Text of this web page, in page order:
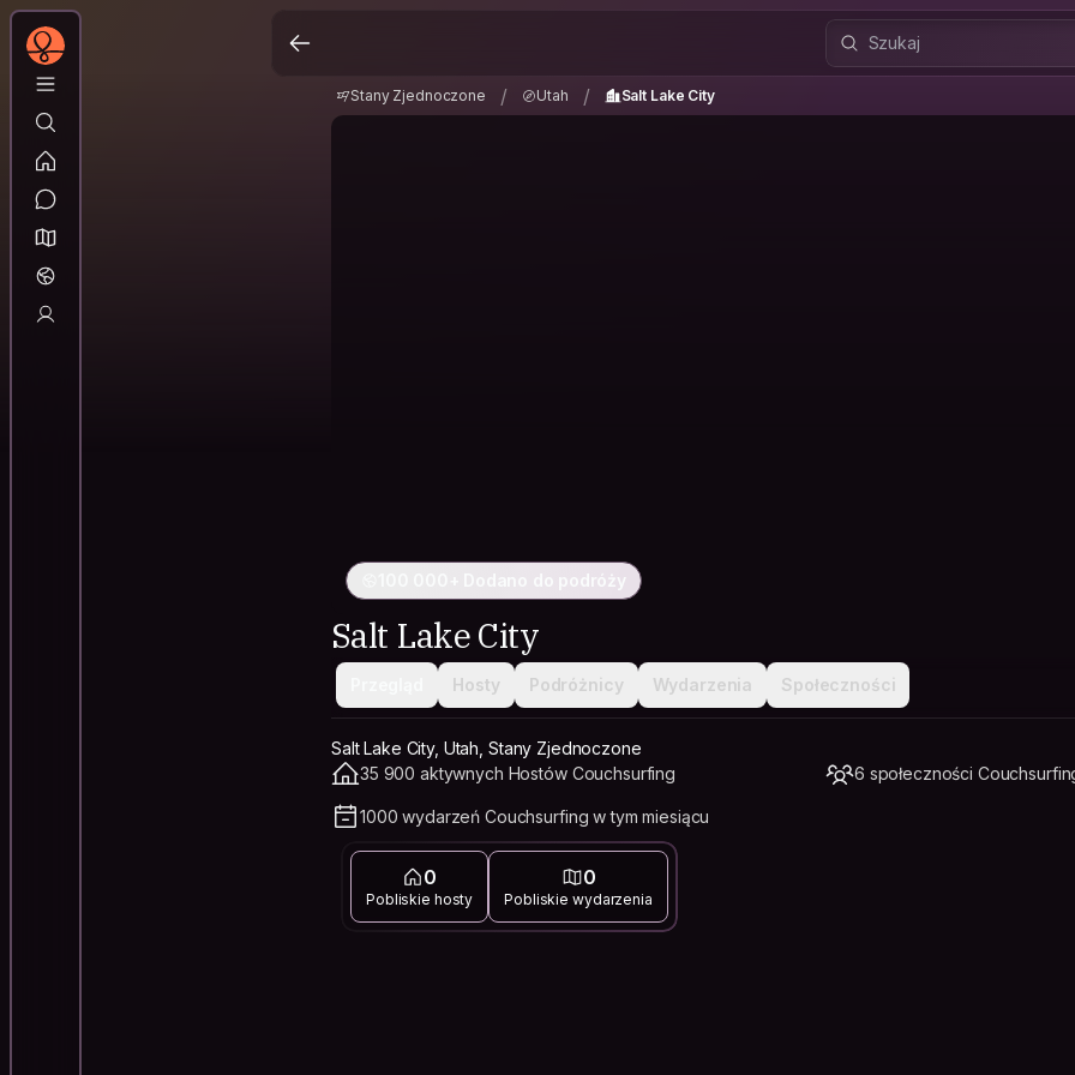
Stany Zjednoczone / Utah / Salt Lake City
100 000+ Dodano do podróży
Salt Lake City
Hosty Podróżnicy Wydarzenia Społeczności
Salt Lake City, Utah, Stany Zjednoczone
35 900 aktywnych Hostów Couchsurfing
6 społeczności
1000 wydarzeń Couchsurfing w tym miesiącu
0
Pobliskie hosty
0
Pobliskie wydarzenia